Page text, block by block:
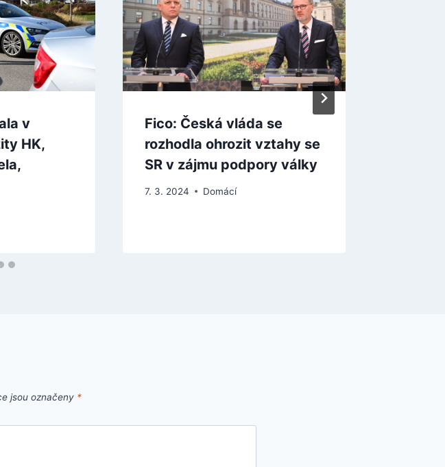
v
HK,
Fico: Česká vláda se
rozhodla ohrozit vztahy se
SR v zájmu podpory války
7. 3. 2024 Domácí
jsou označeny *